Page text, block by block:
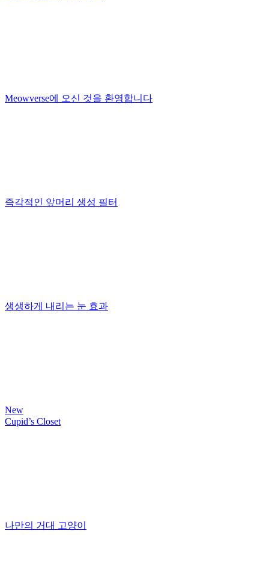
Meowverse에 오신 것을 환영합니다
즉각적인 앞머리 생성 필터
생생하게 내리는 눈 효과
New
Cupid’s Closet
나만의 거대 고양이